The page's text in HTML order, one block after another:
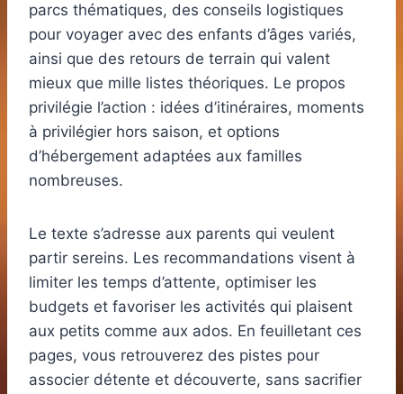
parcs thématiques, des conseils logistiques
pour voyager avec des enfants d’âges variés,
ainsi que des retours de terrain qui valent
mieux que mille listes théoriques. Le propos
privilégie l’action : idées d’itinéraires, moments
à privilégier hors saison, et options
d’hébergement adaptées aux familles
nombreuses.
Le texte s’adresse aux parents qui veulent
partir sereins. Les recommandations visent à
limiter les temps d’attente, optimiser les
budgets et favoriser les activités qui plaisent
aux petits comme aux ados. En feuilletant ces
pages, vous retrouverez des pistes pour
associer détente et découverte, sans sacrifier